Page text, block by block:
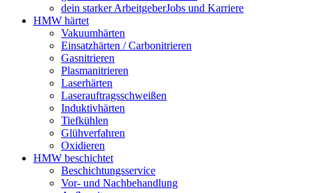
dein starker ArbeitgeberJobs und Karriere
HMW härtet
Vakuumhärten
Einsatzhärten / Carbonitrieren
Gasnitrieren
Plasmanitrieren
Laserhärten
Laserauftragsschweißen
Induktivhärten
Tiefkühlen
Glühverfahren
Oxidieren
HMW beschichtet
Beschichtungsservice
Vor- und Nachbehandlung